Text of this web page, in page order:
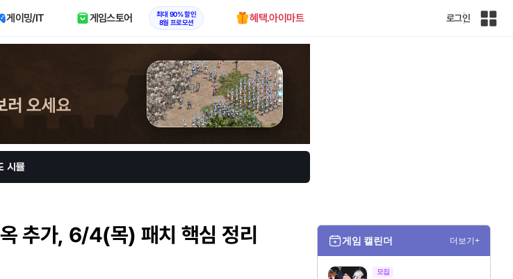
게이밍/IT 게임스토어
최대 90% 할인
8월 프로모션
혜택.아이마트 로그인
인
시뮬
추가, 6/4(목) 패치 핵심 정리 게임 캘린더 더보기+
모집